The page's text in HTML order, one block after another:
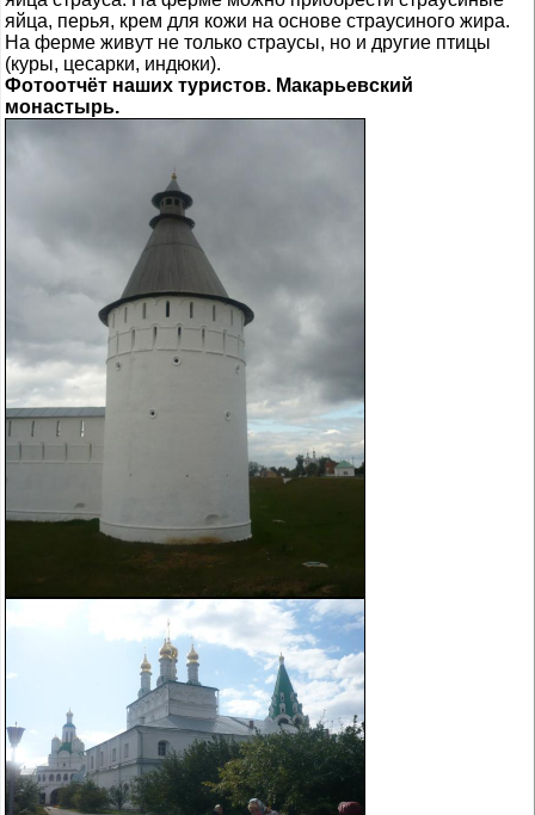
яйца, перья, крем для кожи на основе страусиного жира.
На ферме живут не только страусы, но и другие птицы
(куры, цесарки, индюки).
Фотоотчёт наших туристов. Макарьевский
монастырь.